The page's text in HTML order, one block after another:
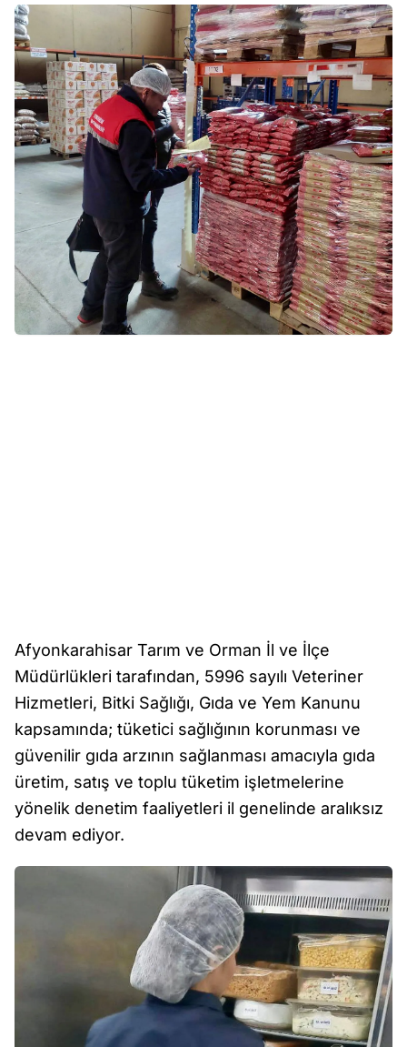
Afyonkarahisar Tarım ve Orman İl ve İlçe
Müdürlükleri tarafından, 5996 sayılı Veteriner
Hizmetleri, Bitki Sağlığı, Gıda ve Yem Kanunu
kapsamında; tüketici sağlığının korunması ve
güvenilir gıda arzının sağlanması amacıyla gıda
üretim, satış ve toplu tüketim işletmelerine
yönelik denetim faaliyetleri il genelinde aralıksız
devam ediyor.